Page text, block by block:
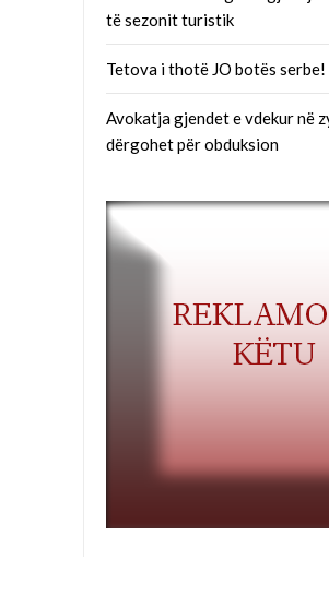
të sezonit turistik
Tetova i thotë JO botës serbe!
Avokatja gjendet e vdekur në
dërgohet për obduksion